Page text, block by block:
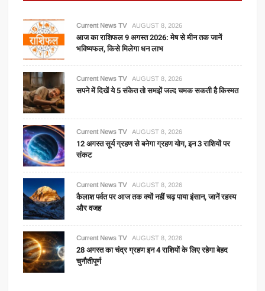
Current News TV AUGUST 8, 2026
आज का राशिफल 9 अगस्त 2026: मेष से मीन तक जानें
भविष्यफल, किसे मिलेगा धन लाभ
Current News TV AUGUST 8, 2026
सपने में दिखें ये 5 संकेत तो समझें जल्द चमक सकती है किस्मत
Current News TV AUGUST 8, 2026
12 अगस्त सूर्य ग्रहण से बनेगा ग्रहण योग, इन 3 राशियों पर
संकट
Current News TV AUGUST 8, 2026
कैलाश पर्वत पर आज तक क्यों नहीं चढ़ पाया इंसान, जानें रहस्य
और वजह
Current News TV AUGUST 8, 2026
28 अगस्त का चंद्र ग्रहण इन 4 राशियों के लिए रहेगा बेहद
चुनौतीपूर्ण